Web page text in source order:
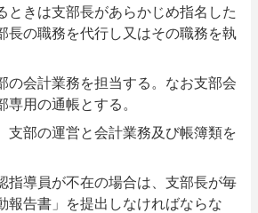
ときは支部長があらかじめ指名した
長の職務を代行し又はその職務を執
会計業務を担当する。なお支部会
用の通帳とする。
部の運営と会計業務及び帳簿類を
導員が不在の場合は、支部長が毎
報告書」を提出しなければならな